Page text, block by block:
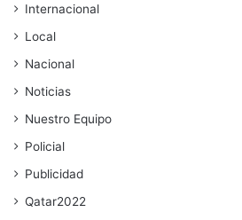
Internacional
Local
Nacional
Noticias
Nuestro Equipo
Policial
Publicidad
Qatar2022